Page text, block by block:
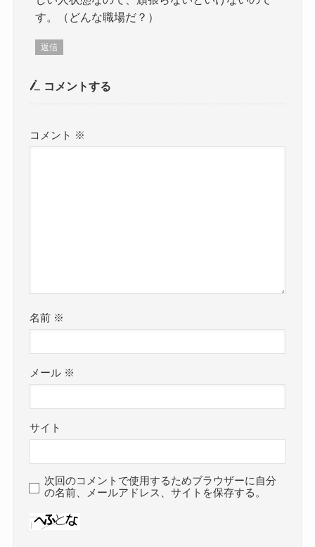
す。（どんな職場だ？）
返信
コメントする
コメント ※
名前 ※
メール ※
サイト
次回のコメントで使用するためブラウザーに自分
の名前、メールアドレス、サイトを保存する。